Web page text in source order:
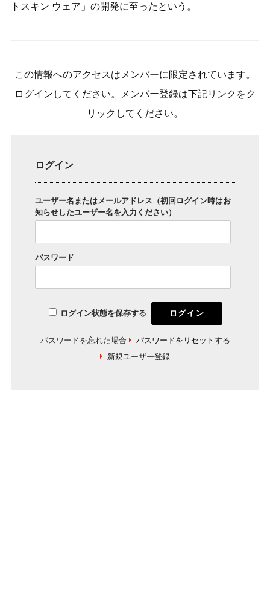
トスキン ウェア」の開発に至ったという。
この情報へのアクセスはメンバーに限定されています。
ログインしてください。メンバー登録は下記リンクをク
リックしてください。
ログイン
ユーザー名またはメールアドレス（初回ログイン時はお
知らせしたユーザー名を入力ください）
パスワード
ログイン状態を保存する
パスワードを忘れた場合
パスワードをリセットする
新規ユーザー登録